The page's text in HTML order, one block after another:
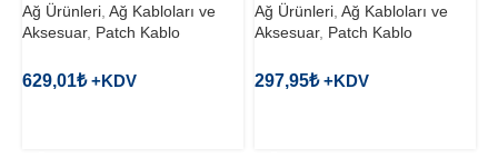
Ağ Ürünleri ,Ağ Kabloları ve
Aksesuar, Patch Kablo
629,01₺
Ağ Ürünleri Ağ Kabloları ve
Aksesuar, Patch Kablo
297,95₺